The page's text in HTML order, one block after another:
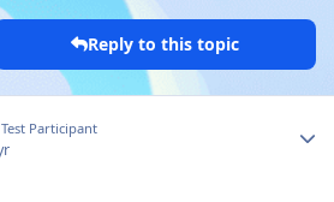
Reply to this topic
Participant